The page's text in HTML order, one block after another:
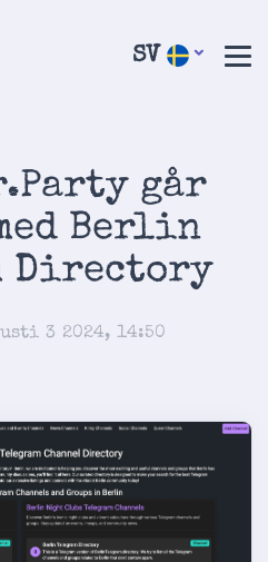
SV
går
Berlin
Directory
3 2024, 14:50